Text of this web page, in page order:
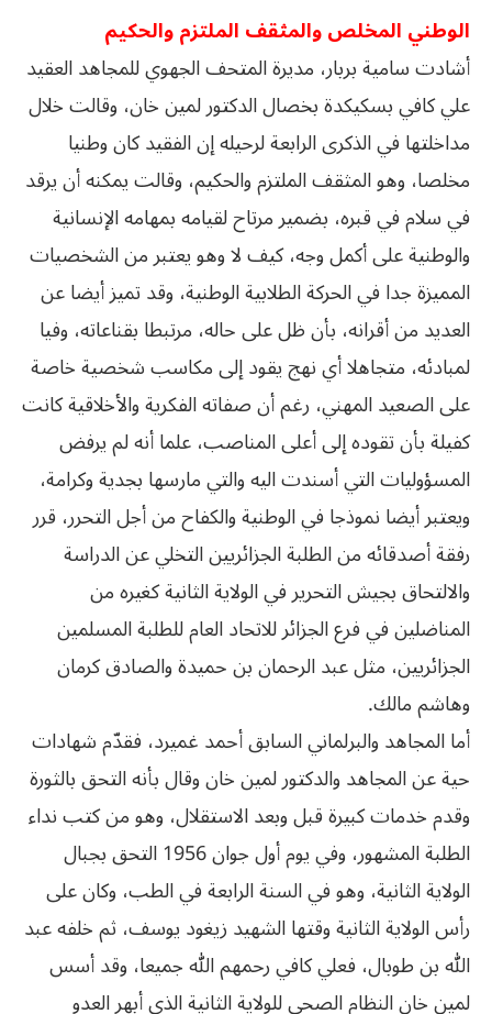
الوطني المخلص والمثقف الملتزم والحكيم
أشادت سامية بربار، مديرة المتحف الجهوي للمجاهد العقيد
علي كافي بسكيكدة بخصال الدكتور لمين خان، وقالت خلال
مداخلتها في الذكرى الرابعة لرحيله إن الفقيد كان وطنيا
مخلصا، وهو المثقف الملتزم والحكيم، وقالت يمكنه أن يرقد
في سلام في قبره، بضمير مرتاح لقيامه بمهامه الإنسانية
والوطنية على أكمل وجه، كيف لا وهو يعتبر من الشخصيات
المميزة جدا في الحركة الطلابية الوطنية، وقد تميز أيضا عن
العديد من أقرانه، بأن ظل على حاله، مرتبطا بقناعاته، وفيا
لمبادئه، متجاهلا أي نهج يقود إلى مكاسب شخصية خاصة
على الصعيد المهني، رغم أن صفاته الفكرية والأخلاقية كانت
كفيلة بأن تقوده إلى أعلى المناصب، علما أنه لم يرفض
المسؤوليات التي أسندت اليه والتي مارسها بجدية وكرامة،
ويعتبر أيضا نموذجا في الوطنية والكفاح من أجل التحرر، قرر
رفقة أصدقائه من الطلبة الجزائريين التخلي عن الدراسة
والالتحاق بجيش التحرير في الولاية الثانية كغيره من
المناضلين في فرع الجزائر للاتحاد العام للطلبة المسلمين
الجزائريين، مثل عبد الرحمان بن حميدة والصادق كرمان
وهاشم مالك.
أما المجاهد والبرلماني السابق أحمد غميرد، فقدّم شهادات
حية عن المجاهد والدكتور لمين خان وقال بأنه التحق بالثورة
وقدم خدمات كبيرة قبل وبعد الاستقلال، وهو من كتب نداء
الطلبة المشهور، وفي يوم أول جوان 1956 التحق بجبال
الولاية الثانية، وهو في السنة الرابعة في الطب، وكان على
رأس الولاية الثانية وقتها الشهيد زيغود يوسف، ثم خلفه عبد
الله بن طوبال، فعلي كافي رحمهم الله جميعا، وقد أسس
لمين خان النظام الصحي للولاية الثانية الذي أبهر العدو